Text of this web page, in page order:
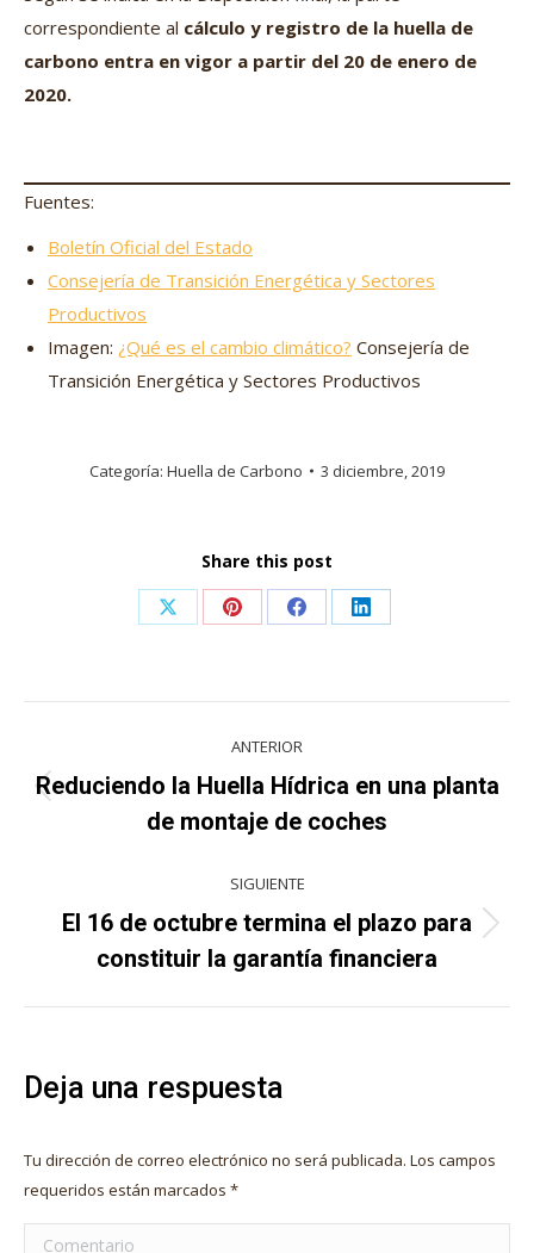
correspondiente al cálculo y registro de la huella de
carbono entra en vigor a partir del 20 de enero de
2020.
Fuentes:
Boletín Oficial del Estado
Consejería de Transición Energética y Sectores
Productivos
Imagen: ¿Qué es el cambio climático? Consejería de
Transición Energética y Sectores Productivos
Categoría: Huella de Carbono 3 diciembre, 2019
Share this post
Share
X
Share
Pinterest
Share
Facebook
Share
LinkedIn
entre
publicaciones
ANTERIOR
Publicación
anterior:
Reduciendo la Huella Hídrica en una planta
de montaje de coches
SIGUIENTE
Publicación
siguiente:
El 16 de octubre termina el plazo para
constituir la garantía financiera
Deja una respuesta
Tu dirección de correo electrónico no será publicada. Los campos
requeridos están marcados *
Comentario